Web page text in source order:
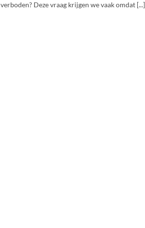
verboden? Deze vraag krijgen we vaak omdat [...]